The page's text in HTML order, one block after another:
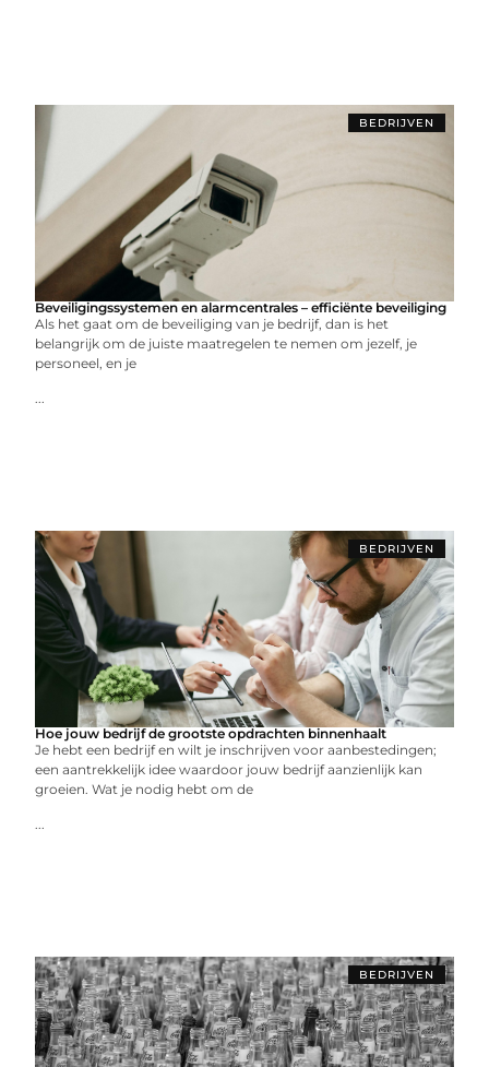
BEDRIJVEN
Beveiligingssystemen en alarmcentrales – efficiënte beveiliging
Als het gaat om de beveiliging van je bedrijf, dan is het
belangrijk om de juiste maatregelen te nemen om jezelf, je
personeel, en je
...
BEDRIJVEN
Hoe jouw bedrijf de grootste opdrachten binnenhaalt
Je hebt een bedrijf en wilt je inschrijven voor aanbestedingen;
een aantrekkelijk idee waardoor jouw bedrijf aanzienlijk kan
groeien. Wat je nodig hebt om de
...
BEDRIJVEN